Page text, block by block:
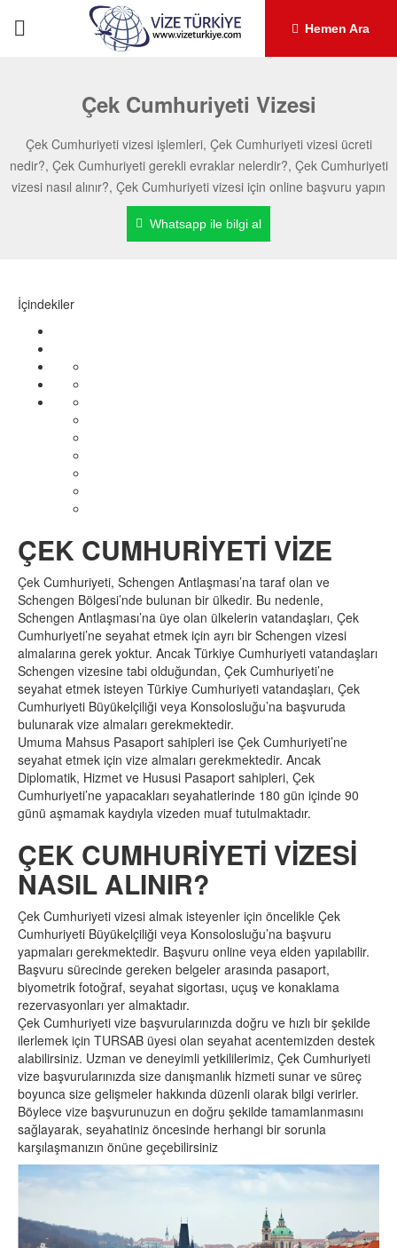
Hemen Ara
Çek Cumhuriyeti Vizesi
Çek Cumhuriyeti vizesi işlemleri, Çek Cumhuriyeti vizesi ücreti
nedir?, Çek Cumhuriyeti gerekli evraklar nelerdir?, Çek Cumhuriyeti
vizesi nasıl alınır?, Çek Cumhuriyeti vizesi için online başvuru yapın
Whatsapp ile bilgi al
İçindekiler
ÇEK CUMHURİYETİ VİZE
Çek Cumhuriyeti, Schengen Antlaşması’na taraf olan ve
Schengen Bölgesi’nde bulunan bir ülkedir. Bu nedenle,
Schengen Antlaşması’na üye olan ülkelerin vatandaşları, Çek
Cumhuriyeti’ne seyahat etmek için ayrı bir Schengen vizesi
almalarına gerek yoktur. Ancak Türkiye Cumhuriyeti vatandaşları
Schengen vizesine tabi olduğundan, Çek Cumhuriyeti’ne
seyahat etmek isteyen Türkiye Cumhuriyeti vatandaşları, Çek
Cumhuriyeti Büyükelçiliği veya Konsolosluğu’na başvuruda
bulunarak vize almaları gerekmektedir.
Umuma Mahsus Pasaport sahipleri ise Çek Cumhuriyeti’ne
seyahat etmek için vize almaları gerekmektedir. Ancak
Diplomatik, Hizmet ve Hususi Pasaport sahipleri, Çek
Cumhuriyeti’ne yapacakları seyahatlerinde 180 gün içinde 90
günü aşmamak kaydıyla vizeden muaf tutulmaktadır.
ÇEK CUMHURİYETİ VİZESİ
NASIL ALINIR?
Çek Cumhuriyeti vizesi almak isteyenler için öncelikle Çek
Cumhuriyeti Büyükelçiliği veya Konsolosluğu’na başvuru
yapmaları gerekmektedir. Başvuru online veya elden yapılabilir.
Başvuru sürecinde gereken belgeler arasında pasaport,
biyometrik fotoğraf, seyahat sigortası, uçuş ve konaklama
rezervasyonları yer almaktadır.
Çek Cumhuriyeti vize başvurularınızda doğru ve hızlı bir şekilde
ilerlemek için TURSAB üyesi olan seyahat acentemizden destek
alabilirsiniz. Uzman ve deneyimli yetkililerimiz, Çek Cumhuriyeti
vize başvurularınızda size danışmanlık hizmeti sunar ve süreç
boyunca size gelişmeler hakkında düzenli olarak bilgi verirler.
Böylece vize başvurunuzun en doğru şekilde tamamlanmasını
sağlayarak, seyahatiniz öncesinde herhangi bir sorunla
karşılaşmanızın önüne geçebilirsiniz